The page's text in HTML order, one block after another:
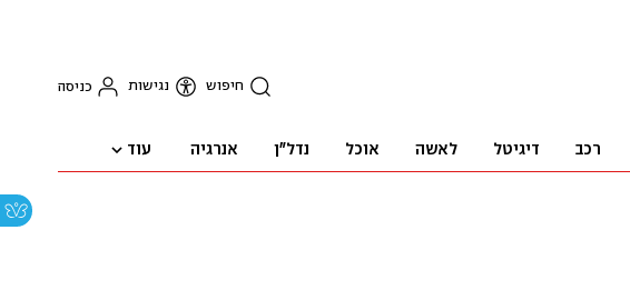
חיפוש נגישות כניסה
רכב דיגיטל לאשה אוכל נדל"ן אנרגיה עוד